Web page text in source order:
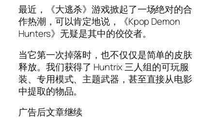
最近，《大逃杀》游戏掀起了一场绝对的合
作热潮，可以肯定地说，《Kpop Demon
Hunters》无疑是其中的佼佼者。
当它第一次掉落时，也不仅仅是简单的皮肤
释放。我们获得了 Huntrix 三人组的可玩服
装、专用模式、主题武器，甚至直接从电影
中提取的物品。
广告后文章继续